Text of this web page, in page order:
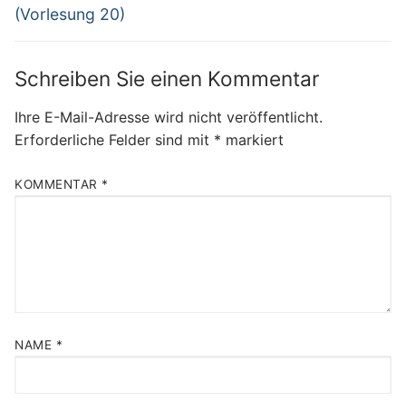
(Vorlesung 20)
Schreiben Sie einen Kommentar
Ihre E-Mail-Adresse wird nicht veröffentlicht.
Erforderliche Felder sind mit * markiert
KOMMENTAR *
NAME *